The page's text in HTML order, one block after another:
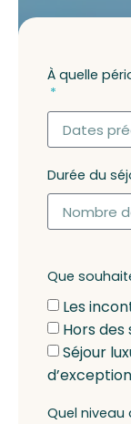
À quelle
Durée du
Que
Les
Hors
Séjour
d’exception
Quel